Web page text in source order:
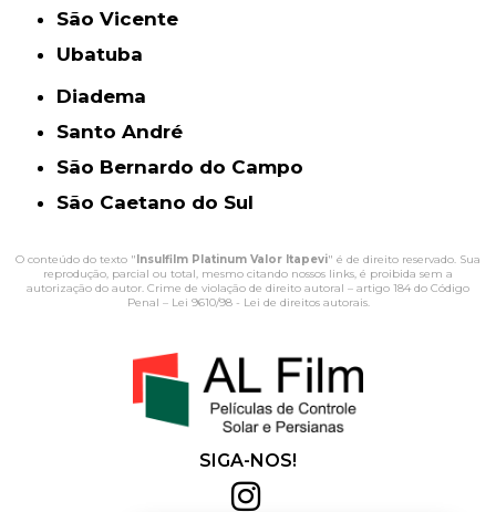
São Vicente
Ubatuba
Diadema
Santo André
São Bernardo do Campo
São Caetano do Sul
O conteúdo do texto " Insulfilm Platinum Valor Itapevi" é de direito reservado. Sua
reprodução, parcial ou total, mesmo citando nossos links, é proibida sem a
autorização do autor. Crime de violação de direito autoral – artigo 184 do Código
Penal – Lei 9610/98 - Lei de direitos autorais.
SIGA-NOS!